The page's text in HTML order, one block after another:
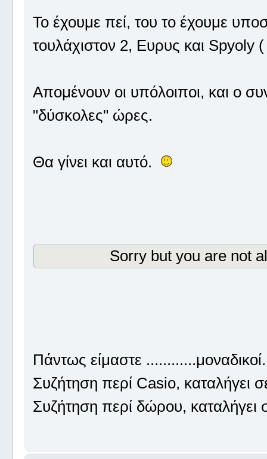
Το έχουμε πεί, του το έχουμε
τουλάχιστον 2, Ευρυς και
Απομένουν οι υπόλοιποι, και ο
"δύσκολες" ώρες.
Θα γίνει και αυτό.
Sorry but you are not
Πάντως είμαστε
Συζήτηση περί Casio, καταλήγει
Συζήτηση περί δώρου,